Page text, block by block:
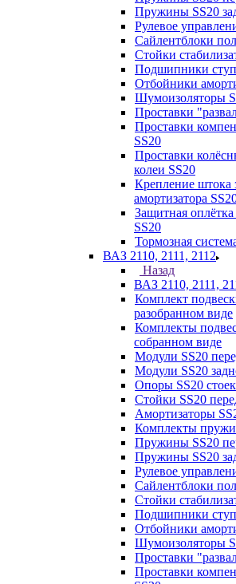
Пружины SS20
Рулевое
Сайлентблоки
Стойки
Подшипники
Отбойники
Шумоизоляторы
Проставки
Проставки
SS20
Проставки
колеи SS20
Крепление штока
амортизатора
Защитная
SS20
Тормозная
ВАЗ 2110, 2111, 2112
Назад
ВАЗ 2110, 2111,
Комплект
разобранном виде
Комплекты
собранном виде
Модули SS20
Модули SS20
Опоры SS20
Стойки SS20
Амортизаторы
Комплекты
Пружины SS20
Пружины SS20
Рулевое
Сайлентблоки
Стойки
Подшипники
Отбойники
Шумоизоляторы
Проставки
Проставки